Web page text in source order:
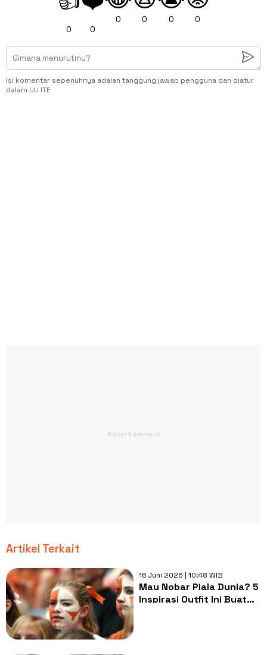
0 0
0 0 0 0
Isi komentar sepenuhnya adalah tanggung jawab pengguna dan diatur
dalam UU ITE
Artikel Terkait
16 Juni 2026 | 10:48 WIB
Mau Nobar Piala Dunia? 5
Inspirasi Outfit Ini Buat